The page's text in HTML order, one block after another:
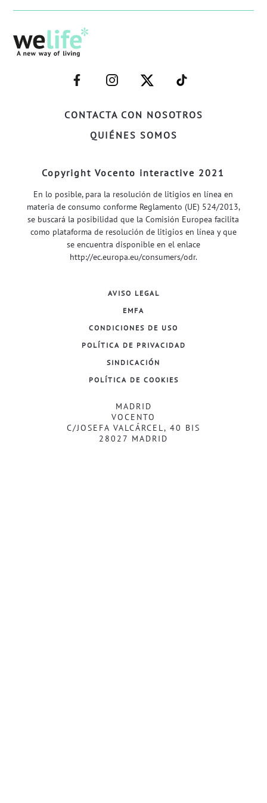
CONTACTA CON NOSOTROS
QUIÉNES SOMOS
–
FACEBOOK–
–
INSTAGRAM–
–
TWITTER–
–
WELIFE–
Copyright Vocento interactive 2021
En lo posible, para la resolución de litigios en línea en
materia de consumo conforme Reglamento (UE) 524/2013,
se buscará la posibilidad que la Comisión Europea facilita
como plataforma de resolución de litigios en línea y que
se encuentra disponible en el enlace
http://ec.europa.eu/consumers/odr.
AVISO LEGAL
EMFA
CONDICIONES DE USO
POLÍTICA DE PRIVACIDAD
SINDICACIÓN
POLÍTICA DE COOKIES
MADRID
VOCENTO
C/JOSEFA VALCÁRCEL, 40 BIS
28027 MADRID